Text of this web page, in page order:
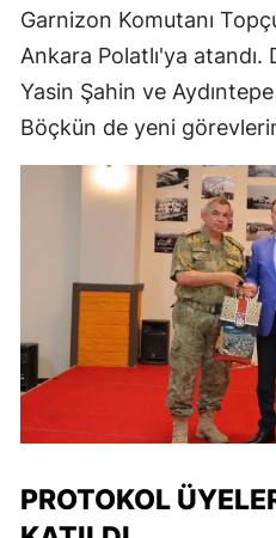
Garnizon Komutanı
Ankara Polatlı'ya atandı.
Yasin Şahin ve
Böçkün de yeni
PROTOKOL